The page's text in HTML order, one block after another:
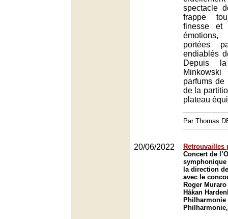
spectacle
frappe
finesse et
portées
endiablés
Depuis
parfums
de la
plateau
Par Thomas
20/06/2022
Retrouvailles
Concert de
la direction
avec le
Roger
Håkan
Philharmonie